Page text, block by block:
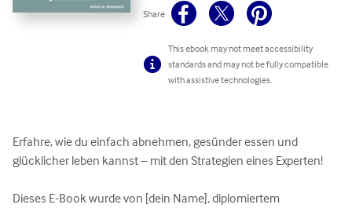
Share
This ebook may not meet accessibility
standards and may not be fully compatible
with assistive technologies.
Erfahre, wie du einfach abnehmen, gesünder essen und
glücklicher leben kannst – mit den Strategien eines Experten!
Dieses E-Book wurde von [dein Name], diplomiertem